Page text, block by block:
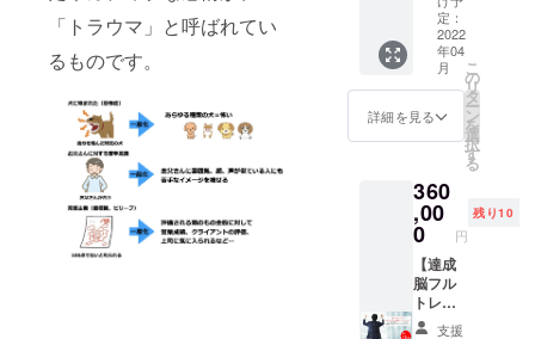
「トラウマ」と呼ばれてい
るものです。
担、講
師の交
通費も
ご負担
いただ
きま
2022年
4月から
1年間。
基づく
医療、
診療行
為では
でトラ
イアル1
回をお
試しい
ただけ
ます。
いたし
ます。
※対面の
場合は
首都圏
（1都7
県）で
貸し会
岡式達
成脳ト
レーニ
ングの
HPで
PRでき
ます。
espoir.
wixsite.
com/es
poir ※掲
載内容
はメー
ルにて
打合せ
にてマ
ンツー
マンで
寺岡式
達成脳
トレー
ニング
す。 1
回1時間
のト
レーニ
ングを6
回実施
しま
す。 通
定：
2022
年04
月
詳細を見る
こ
の
リ
タ
ー
ン
を
選
択
す
る
360
,00
0 円
残り10
【達成
脳フル
トレー
ニング
支援